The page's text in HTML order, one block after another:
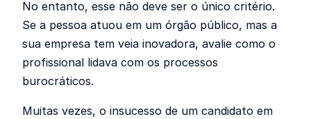
No entanto, esse não deve ser o único critério.
Se a pessoa atuou em um órgão público, mas a
sua empresa tem veia inovadora, avalie como o
profissional lidava com os processos
burocráticos.
Muitas vezes, o insucesso de um candidato em